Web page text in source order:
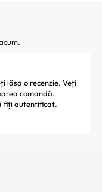
lăsa o recenzie. Veți
comandă.
fiți autentificat.